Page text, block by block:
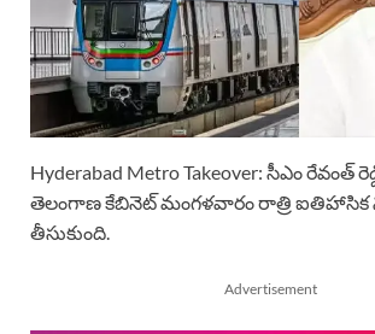
Hyderabad Metro Takeover: సీఎం రేవంత్
తెలంగాణ కేబినెట్ మంగళవారం రాత్రి ఐతిహాసిక
తీసుకుంది.
Advertisement